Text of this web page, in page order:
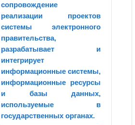
сопровождение
реализации проектов
системы электронного
правительства,
разрабатывает и
интегрирует
информационные системы,
информационные ресурсы
и базы данных,
используемые в
государственных органах.